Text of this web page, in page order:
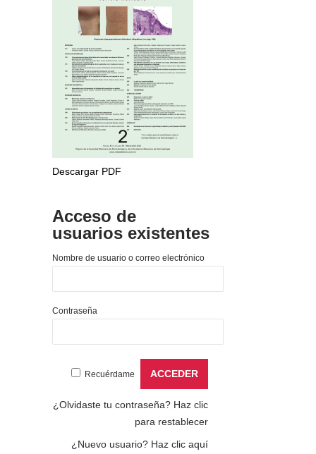
Descargar PDF
Acceso de
usuarios existentes
Nombre de usuario o correo electrónico
Contraseña
Recuérdame
¿Olvidaste tu contraseña? Haz clic
para restablecer
¿Nuevo usuario? Haz clic aquí